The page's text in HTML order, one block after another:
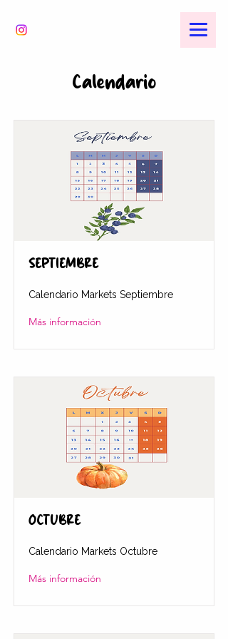
Calendario
SEPTIEMBRE
Calendario Markets Septiembre
Más información
OCTUBRE
Calendario Markets Octubre
Más información